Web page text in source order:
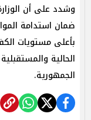
وشدد على أن
ضمان استدامة
بأعلى مستويات
الحالية
الجمهورية.